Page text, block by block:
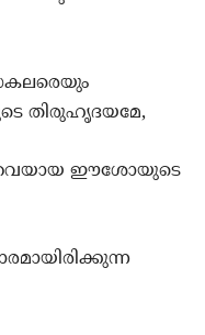
തിരുഹൃദയമേ,
ഉറവയായ ഈശോയുടെ